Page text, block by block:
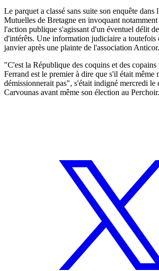
Le parquet a classé sans suite son enquête dans
Mutuelles de Bretagne en invoquant
l'action publique s'agissant d'un éventuel délit
d'intérêts. Une information judiciaire a toutefois
janvier après une plainte de l'association Anticor.
"C'est la République des coquins et des
Ferrand est le premier à dire que s'il était même
démissionnerait pas", s'était indigné mercredi le
Carvounas avant même son élection au Perchoir.